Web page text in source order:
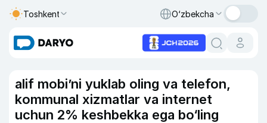
Toshkent O‘zbekcha
alif mobi’ni yuklab oling va telefon,
kommunal xizmatlar va internet
uchun 2% keshbekka ega bo‘ling